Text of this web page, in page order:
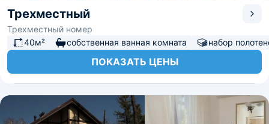
Трехместный
Трехместный номер
40м²
собственная ванная комната набор
ПОКАЗАТЬ ЦЕНЫ